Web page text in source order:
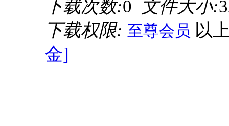
下载次数:0 文件大小:
下载权限: 至尊会员 以
金]